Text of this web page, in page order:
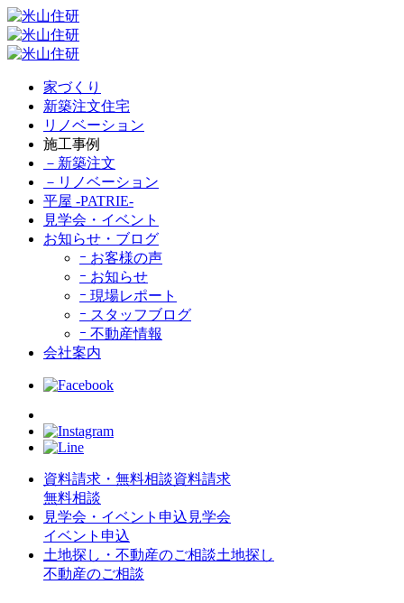
家づくり
新築注文住宅
リノベーション
施工事例
－新築注文
－リノベーション
平屋 -PATRIE-
見学会・イベント
お知らせ・ブログ
ｰ お客様の声
ｰ お知らせ
ｰ 現場レポート
ｰ スタッフブログ
ｰ 不動産情報
会社案内
資料請求・無料相談資料請求
無料相談
見学会・イベント申込 見学会
イベント申込
土地探し・不動産のご相談土地探し
不動産のご相談